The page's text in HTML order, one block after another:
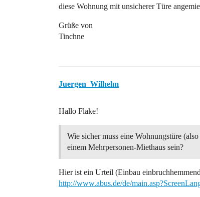
diese Wohnung mit unsicherer Türe
Grüße von
Tinchne
Juergen_Wilhelm
Hallo Flake!
Wie sicher muss eine Wohnungstüre
einem Mehrpersonen-Miethaus sein?
Hier ist ein Urteil (Einbau
http://www.abus.de/de/